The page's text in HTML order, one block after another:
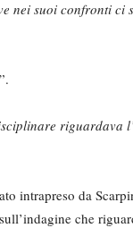
nei suoi confronti ci
riguardava
intrapreso da
che